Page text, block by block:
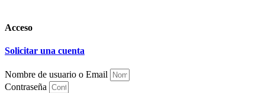
Acceso
Solicitar una cuenta
Nombre de usuario o Email
Contraseña